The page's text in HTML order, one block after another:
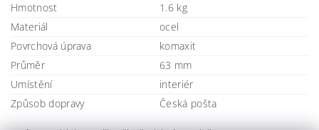
Hmotnost
1.6 kg
Materiál
ocel
Povrchová úprava
komaxit
Průměr
63 mm
Umístění
interiér
Způsob dopravy
Česká pošta